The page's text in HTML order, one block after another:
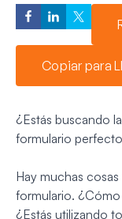
Copiar para
¿Estás buscando
formulario
Hay muchas
formulario.
¿Estás utilizando